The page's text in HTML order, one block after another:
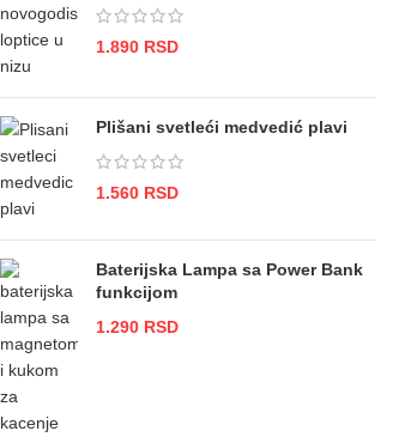
1.890 RSD
Plišani svetleći medvedić plavi
1.560 RSD
Baterijska Lampa sa Power Bank
funkcijom
1.290 RSD